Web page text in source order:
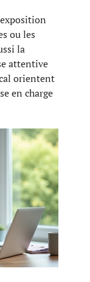
ou les
la
attentive
orientent
en charge